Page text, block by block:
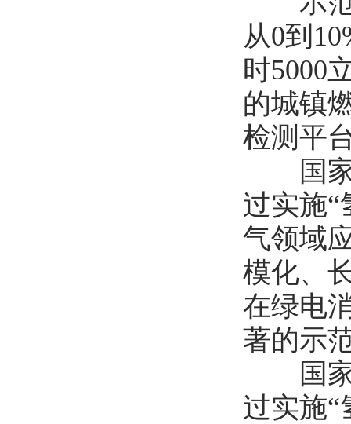
从0到
时5000
的城镇
检测平
国家
过实施“
气领域
模化、
在绿电
著的示
国家
过实施“